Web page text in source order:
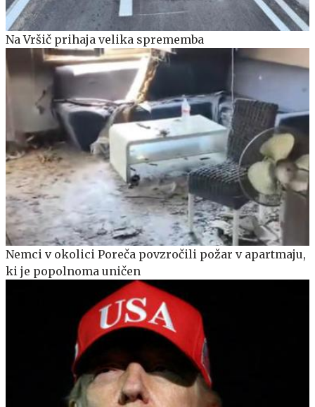
Na Vršič prihaja velika sprememba
Nemci v okolici Poreča povzročili požar v apartmaju,
ki je popolnoma uničen